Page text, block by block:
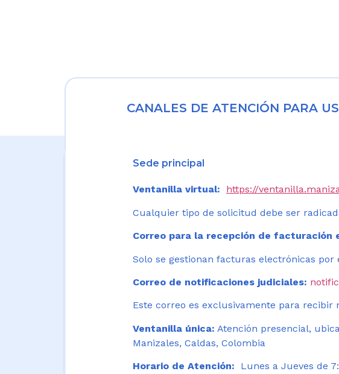
CANALES DE ATENCIÓN PARA
Sede principal
Ventanilla virtual: https://
Cualquier tipo de solicitud debe ser
Correo para la recepción de facturación
Solo se gestionan facturas electrónicas por
Correo de notificaciones judiciales:
Este correo es exclusivamente para recibir
Ventanilla única: Atención presencial,
Manizales, Caldas, Colombia
Horario de Atención:
Lunes a Jueves de